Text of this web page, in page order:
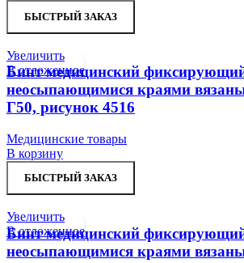
БЫСТРЫЙ ЗАКАЗ
Увеличить
В отложенное
Бинт медицинский
неосыпающимися краями
Г50, рисунок 4516
Медицинские товары
В корзину
БЫСТРЫЙ ЗАКАЗ
Увеличить
В отложенное
Бинт медицинский
неосыпающимися краями